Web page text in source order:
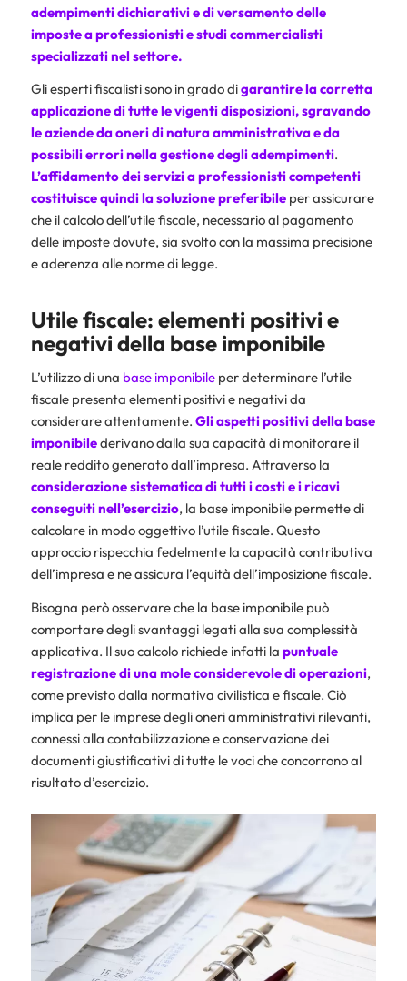
adempimenti dichiarativi e di versamento delle
imposte a professionisti e studi commercialisti
specializzati nel settore.
Gli esperti fiscalisti sono in grado digarantire la corretta
applicazione di tutte le vigenti disposizioni, sgravando
le aziende da oneri di natura amministrativa e da
possibili errori nella gestione degli adempimenti.
L’affidamento dei servizi a professionisti competenti
costituisce quindi la soluzione preferibileper assicurare
che il calcolo dell’utile fiscale, necessario al pagamento
delle imposte dovute, sia svolto con la massima precisione
e aderenza alle norme di legge.
Utile fiscale: elementi positivi e
negativi della base imponibile
L’utilizzo di una base imponibileper determinare l’utile
fiscale presenta elementi positivi e negativi da
considerare attentamente. Gli aspetti positivi della base
imponibilederivano dalla sua capacità di monitorare il
reale reddito generato dall’impresa. Attraverso la
considerazione sistematica di tutti i costi e i ricavi
conseguiti nell’esercizio, la base imponibile permette di
calcolare in modo oggettivo l’utile fiscale. Questo
approccio rispecchia fedelmente la capacità contributiva
dell’impresa e ne assicura l’equità dell’imposizione fiscale.
Bisogna però osservare che la base imponibile può
comportare degli svantaggi legati alla sua complessità
applicativa. Il suo calcolo richiede infatti la puntuale
registrazione di una mole considerevole di operazioni,
come previsto dalla normativa civilistica e fiscale. Ciò
implica per le imprese degli oneri amministrativi rilevanti,
connessi alla contabilizzazione e conservazione dei
documenti giustificativi di tutte le voci che concorrono al
risultato d’esercizio.